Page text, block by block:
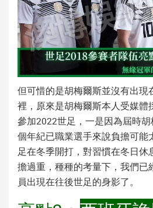
但可惜的是胡梅爾斯並沒有出現
裡，原來是胡梅爾斯本人受媒體
參加2022世足，一是因為屆時
個年紀已職業選手來說負擔可能
足在冬季開打，對習慣在冬日休
擔過重，種種的考量下，我們已
員出現在往後世足的身影了。